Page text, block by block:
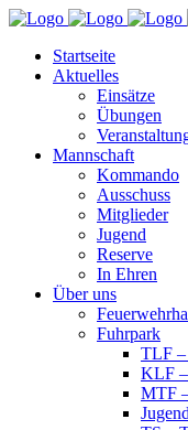
Startseite
Aktuelles
Einsätze
Übungen
Mannschaft
Kommando
Ausschuss
Mitglieder
Jugend
Reserve
In Ehren
Über uns
Fuhrpark
TLF –
KLF
MTF